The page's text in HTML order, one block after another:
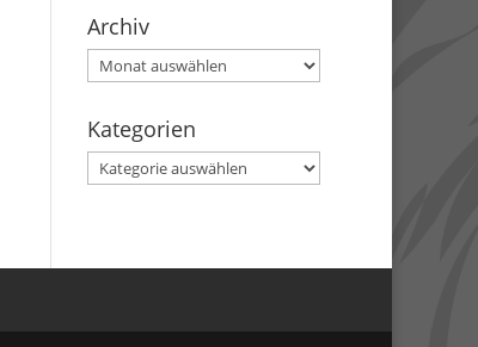
Archiv
Archiv
Kategorien
Kategorien